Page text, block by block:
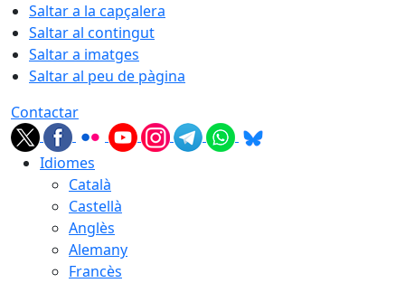
Saltar a la capçalera
Saltar al contingut
Saltar a imatges
Saltar al peu de pàgina
Contactar
Idiomes
Català
Castellà
Anglès
Alemany
Francès